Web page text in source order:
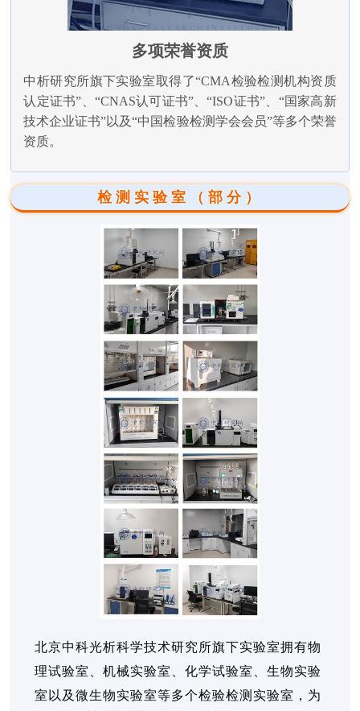
多项荣誉资质
中析研究所旗下实验室取得了“CMA检验检测机构资质
认定证书”、“CNAS认可证书”、“ISO证书”、“国家高新
技术企业证书”以及“中国检验检测学会会员”等多个荣誉
资质。
检测实验室（部分）
北京中科光析科学技术研究所旗下实验室拥有物
理试验室、机械实验室、化学试验室、生物实验
室以及微生物实验室等多个检验检测实验室，为